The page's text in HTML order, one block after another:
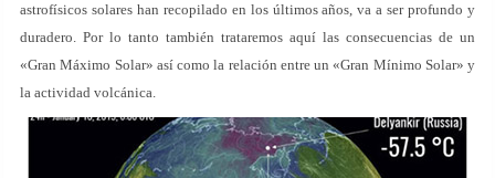
astrofísicos solares han recopilado en los últimos años, va a ser profundo y
duradero. Por lo tanto también trataremos aquí las consecuencias de un
«Gran Máximo Solar» así como la relación entre un «Gran Mínimo Solar» y
la actividad volcánica.